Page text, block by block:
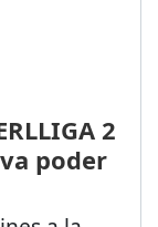
2
va poder